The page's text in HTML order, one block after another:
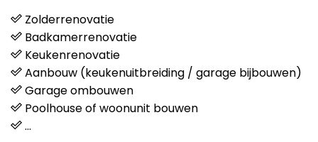
Zolderrenovatie
Badkamerrenovatie
Keukenrenovatie
Aanbouw (keukenuitbreiding / garage bijbouwen)
Garage ombouwen
Poolhouse of woonunit bouwen
…